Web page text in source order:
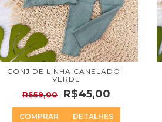
CONJ DE LINHA CANELADO -
VERDE
R$59,00 R$45,00
COMPRAR DETALHES